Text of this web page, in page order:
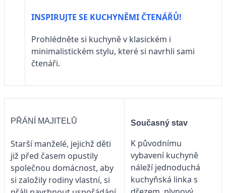
INSPIRUJTE SE KUCHYNĚMI ČTENÁŘŮ!
Prohlédněte si kuchyně v klasickém i
minimalistickém stylu, které si navrhli sami
čtenáři.
PŘÁNÍ MAJITELŮ
Starší manželé, jejichž děti
již před časem opustily
společnou domácnost, aby
si založily rodiny vlastní, si
Současný stav
K původnímu
vybavení kuchyně
náleží jednoduchá
kuchyňská linka s